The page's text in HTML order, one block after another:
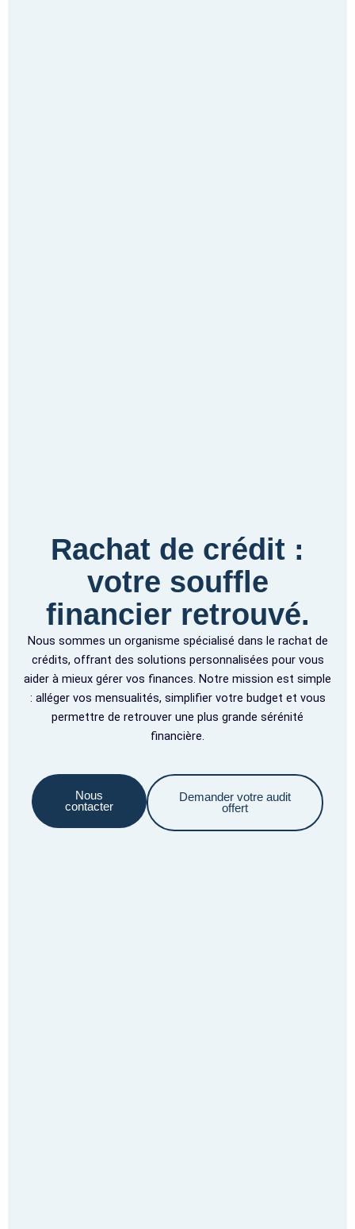
Rachat de crédit :
votre souffle
financier retrouvé.
Nous sommes un organisme spécialisé dans le rachat de
crédits, offrant des solutions personnalisées pour vous
aider à mieux gérer vos finances. Notre mission est simple
: alléger vos mensualités, simplifier votre budget et vous
permettre de retrouver une plus grande sérénité
financière.
Nous
contacter
Demander votre audit
offert